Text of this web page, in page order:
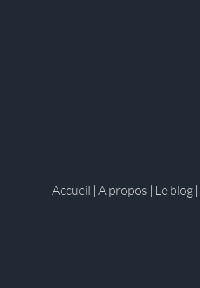
Accueil | A propos | Le blog |